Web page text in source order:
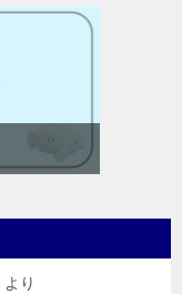
より